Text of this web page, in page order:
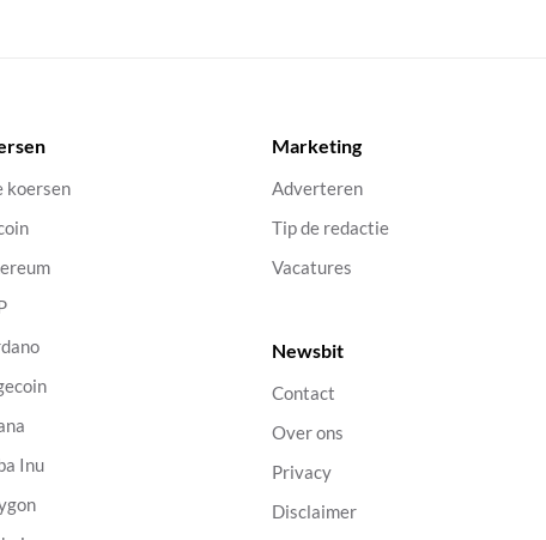
koersen
Inu
Marketing
Adverteren
Tip de redactie
Vacatures
Newsbit
Contact
Over ons
Privacy
Disclaimer